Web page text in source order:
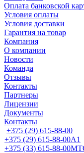
Оплата банковской
Условия оплаты
Условия доставки
Гарантия на товар
Компания
О компании
Новости
Команда
Отзывы
Контакты
Партнеры
Лицензии
Документы
Контакты
+375 (29) 615-88-00
+375 (29) 615-88-00A1
+375 (33) 615-88-00